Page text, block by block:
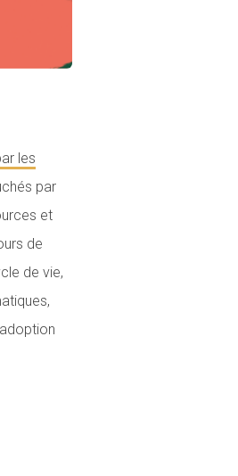
les
par
et
de
de vie,